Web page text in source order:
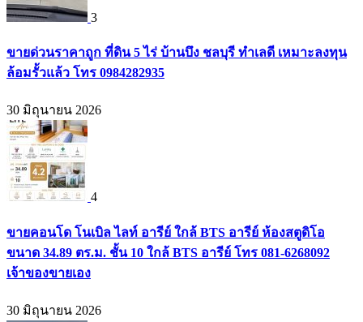
3
ขายด่วนราคาถูก ที่ดิน 5 ไร่ บ้านบึง ชลบุรี ทำเลดี เหมาะลงทุน
ล้อมรั้วแล้ว โทร 0984282935
30 มิถุนายน 2026
4
ขายคอนโด โนเบิล ไลท์ อารีย์ ใกล้ BTS อารีย์ ห้องสตูดิโอ
ขนาด 34.89 ตร.ม. ชั้น 10 ใกล้ BTS อารีย์ โทร 081-6268092
เจ้าของขายเอง
30 มิถุนายน 2026